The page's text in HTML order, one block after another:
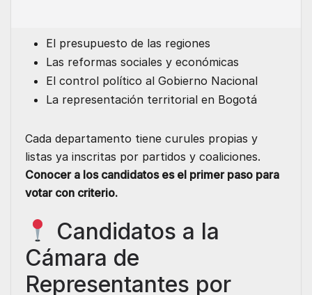
El presupuesto de las regiones
Las reformas sociales y económicas
El control político al Gobierno Nacional
La representación territorial en Bogotá
Cada departamento tiene curules propias y
listas ya inscritas por partidos y coaliciones.
Conocer a los candidatos es el primer paso para
votar con criterio.
Candidatos a la
Cámara de
Representantes por